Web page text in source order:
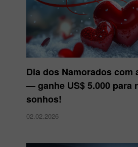
Dia dos Namorados com
— ganhe US$ 5.000 para
sonhos!
02.02.2026